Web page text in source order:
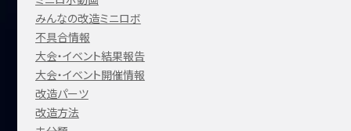
みんなの改造ミニロボ
不具合情報
大会・イベント結果報告
大会・イベント開催情報
改造パーツ
改造方法